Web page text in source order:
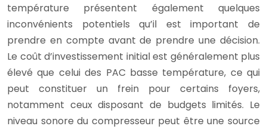
température présentent également quelques
inconvénients potentiels qu’il est important de
prendre en compte avant de prendre une décision.
Le coût d’investissement initial est généralement plus
élevé que celui des PAC basse température, ce qui
peut constituer un frein pour certains foyers,
notamment ceux disposant de budgets limités. Le
niveau sonore du compresseur peut être une source